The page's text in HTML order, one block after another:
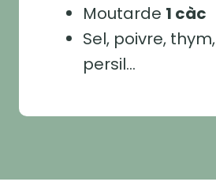
Moutarde 1 càc
Sel, poivre, thym,
persil…